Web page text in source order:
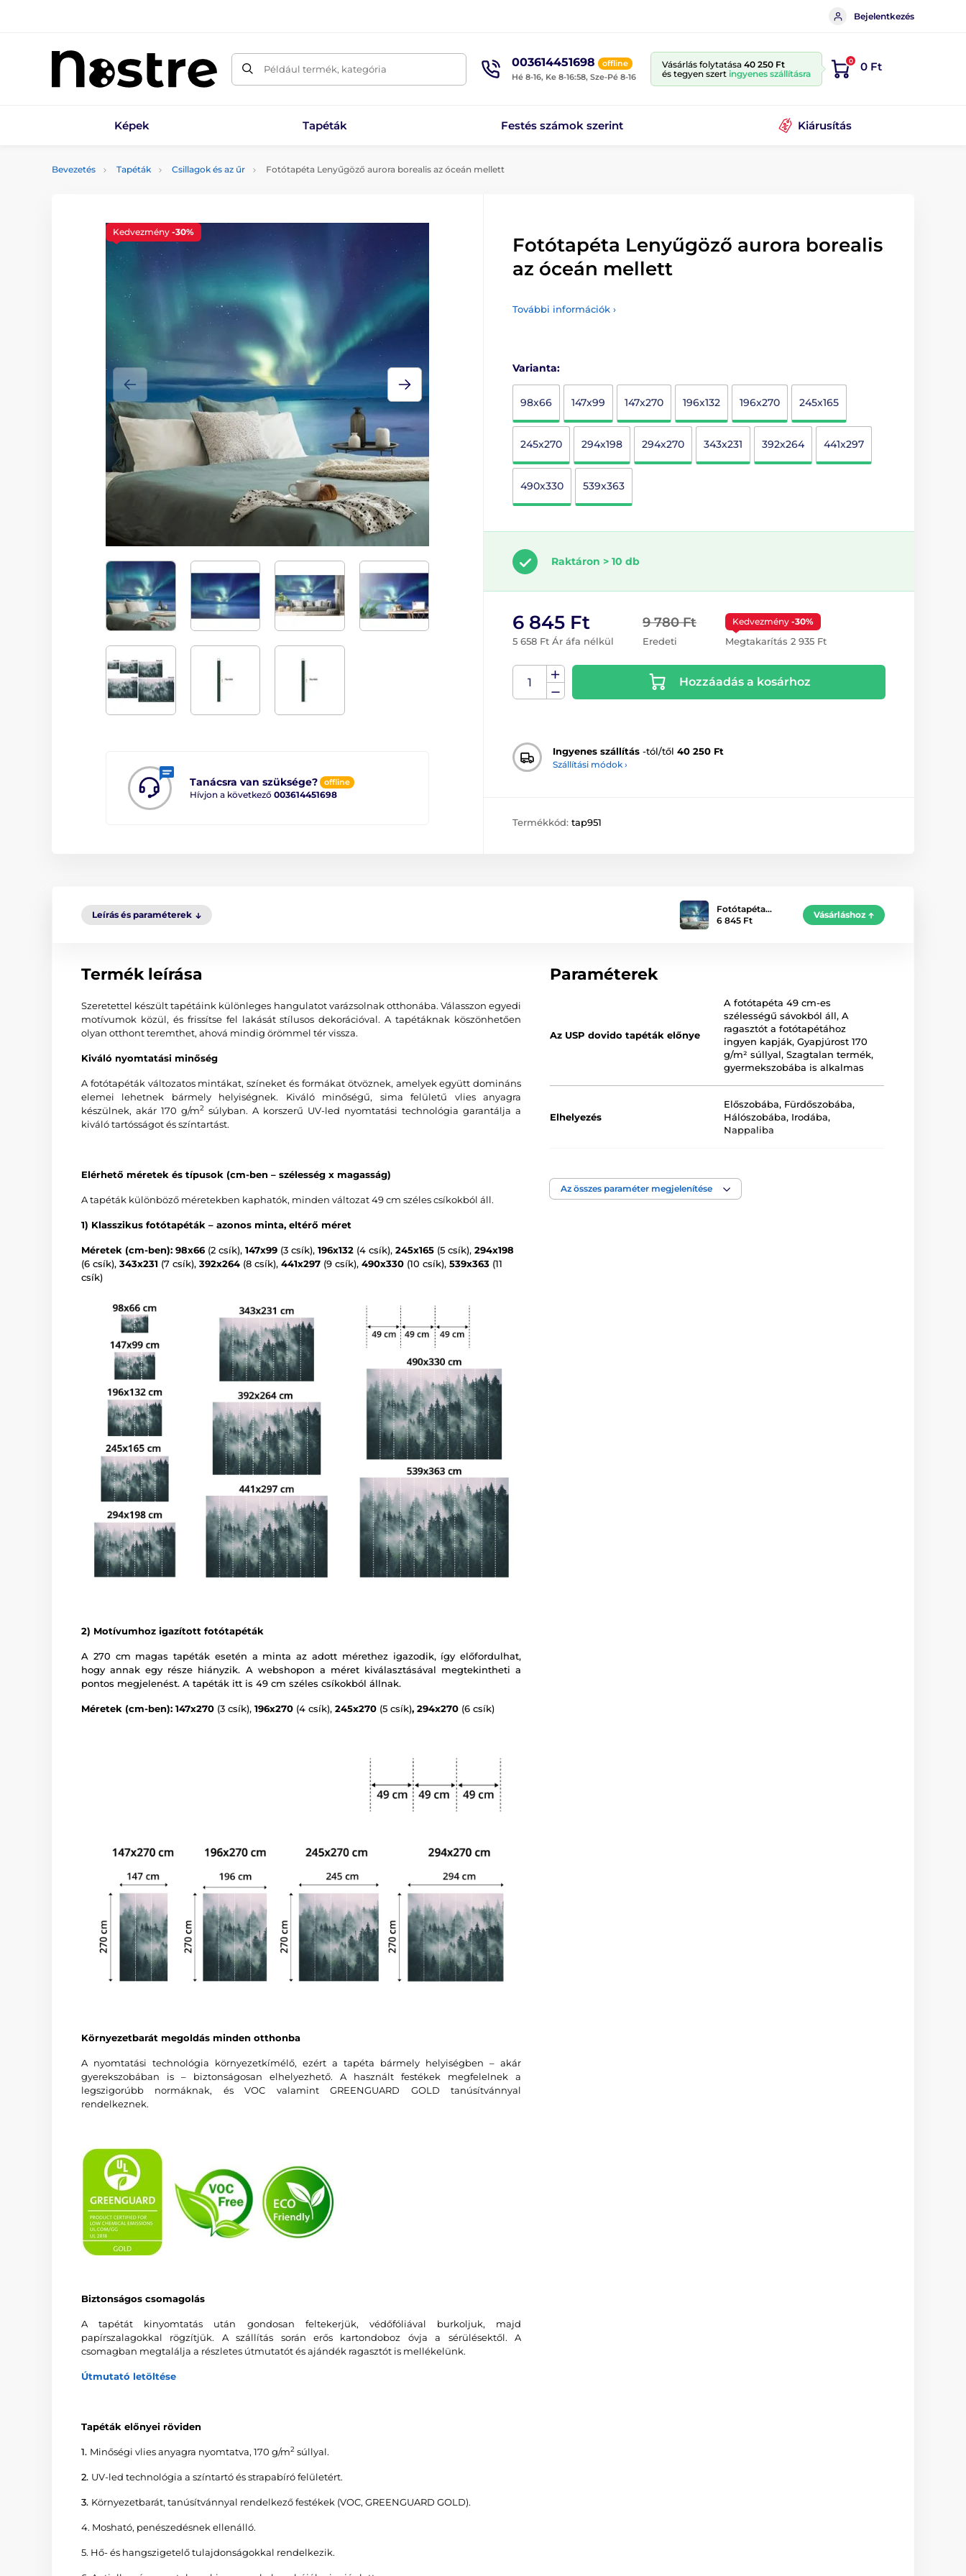
Bejelentkezés
Például termék, kategória 003614451698
offline
Hé 8-16, Ke 8-16:58, Sze-Pé 8-16
Vásárlás folytatása 40 250 Ft
és tegyen szert ingyenes szállításra
0 0 Ft
Képek Tapéták Festés számok szerint Kiárusítás
Bevezetés Tapéták Csillagok és az űr Fotótapéta Lenyűgöző aurora borealis az óceán mellett
Tanácsra van szüksége? offline
Hívjon a következő 003614451698
Kedvezmény -30%
Fotótapéta Lenyűgöző aurora borealis
az óceán mellett
További információk ›
Varianta:
98x66 147x99 147x270 196x132 196x270 245x165
245x270 294x198 294x270 343x231 392x264 441x297
490x330 539x363
Raktáron > 10 db
9 780 Ft
Eredeti
6 845 Ft
5 658 Ft Ár áfa nélkül
Kedvezmény -30%
Megtakarítás 2 935 Ft
Hozzáadás a kosárhoz
Ingyenes szállítás -tól/től 40 250 Ft
Szállítási módok ›
Termékkód: tap951
Leírás és paraméterek
Fotótapéta…
6 845 Ft
Vásárláshoz
Termék leírása
Szeretettel készült tapétáink különleges hangulatot varázsolnak otthonába. Válasszon egyedi
motívumok közül, és frissítse fel lakását stílusos dekorációval. A tapétáknak köszönhetően
olyan otthont teremthet, ahová mindig örömmel tér vissza.
Kiváló nyomtatási minőség
A fotótapéták változatos mintákat, színeket és formákat ötvöznek, amelyek együtt domináns
elemei lehetnek bármely helyiségnek. Kiváló minőségű, sima felületű vlies anyagra
készülnek, akár 170 g/m2
súlyban. A korszerű UV-led nyomtatási technológia garantálja a
kiváló tartósságot és színtartást.
Elérhető méretek és típusok (cm-ben – szélesség x magasság)
A tapéták különböző méretekben kaphatók, minden változat 49 cm széles csíkokból áll.
1) Klasszikus fotótapéták – azonos minta, eltérő méret
Méretek (cm-ben): 98x66 (2 csík), 147x99 (3 csík), 196x132 (4 csík), 245x165 (5 csík), 294x198
(6 csík), 343x231 (7 csík), 392x264 (8 csík), 441x297 (9 csík), 490x330 (10 csík), 539x363 (11
csík)
2) Motívumhoz igazított fotótapéták
A 270 cm magas tapéták esetén a minta az adott mérethez igazodik, így előfordulhat,
hogy annak egy része hiányzik. A webshopon a méret kiválasztásával megtekintheti a
pontos megjelenést. A tapéták itt is 49 cm széles csíkokból állnak.
Méretek (cm-ben): 147x270 (3 csík), 196x270 (4 csík), 245x270 (5 csík), 294x270 (6 csík)
Környezetbarát megoldás minden otthonba
A nyomtatási technológia környezetkímélő, ezért a tapéta bármely helyiségben – akár
gyerekszobában is – biztonságosan elhelyezhető. A használt festékek megfelelnek a
legszigorúbb normáknak, és VOC valamint GREENGUARD GOLD tanúsítvánnyal
rendelkeznek.
Biztonságos csomagolás
A tapétát kinyomtatás után gondosan feltekerjük, védőfóliával burkoljuk, majd
papírszalagokkal rögzítjük. A szállítás során erős kartondoboz óvja a sérülésektől. A
csomagban megtalálja a részletes útmutatót és ajándék ragasztót is mellékelünk.
Útmutató letöltése
Tapéták előnyei röviden
1. Minőségi vlies anyagra nyomtatva, 170 g/m2 súllyal.
2. UV-led technológia a színtartó és strapabíró felületért.
3. Környezetbarát, tanúsítvánnyal rendelkező festékek (VOC, GREENGUARD GOLD).
4. Mosható, penészedésnek ellenálló.
5. Hő- és hangszigetelő tulajdonságokkal rendelkezik.
Paraméterek
Az USP dovido tapéták előnye
A fotótapéta 49 cm-es
szélességű sávokból áll,A
ragasztót a fotótapétához
ingyen kapják,Gyapjúrost 170
g/m² súllyal,Szagtalan termék,
gyermekszobába is alkalmas
Elhelyezés
Előszobába, Fürdőszobába,
Hálószobába, Irodába,
Nappaliba
Tapéta technológia Lemosható
Az összes paraméter megjelenítése